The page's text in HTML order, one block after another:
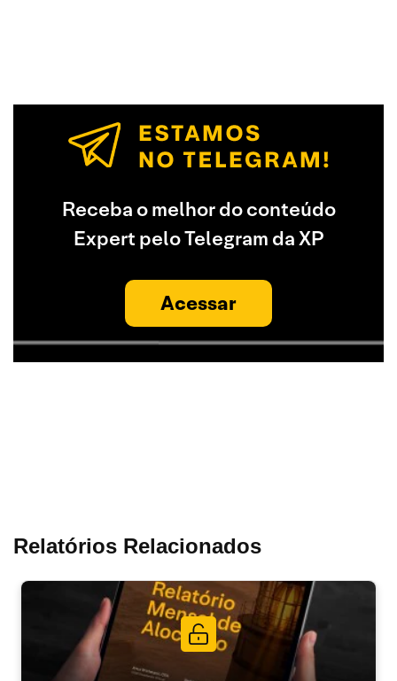
Receba o melhor do conteúdo
Expert pelo Telegram da XP
Acessar
Relatórios Relacionados